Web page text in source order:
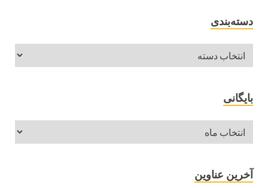
دسته‌بندی
بایگانی
آخرین عناوین